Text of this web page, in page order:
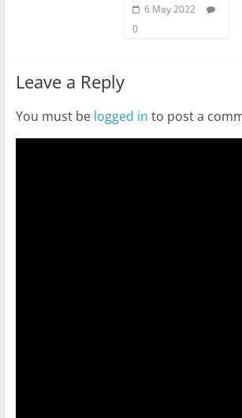
6 May 2022
0
Leave a Reply
You must be logged in to post a